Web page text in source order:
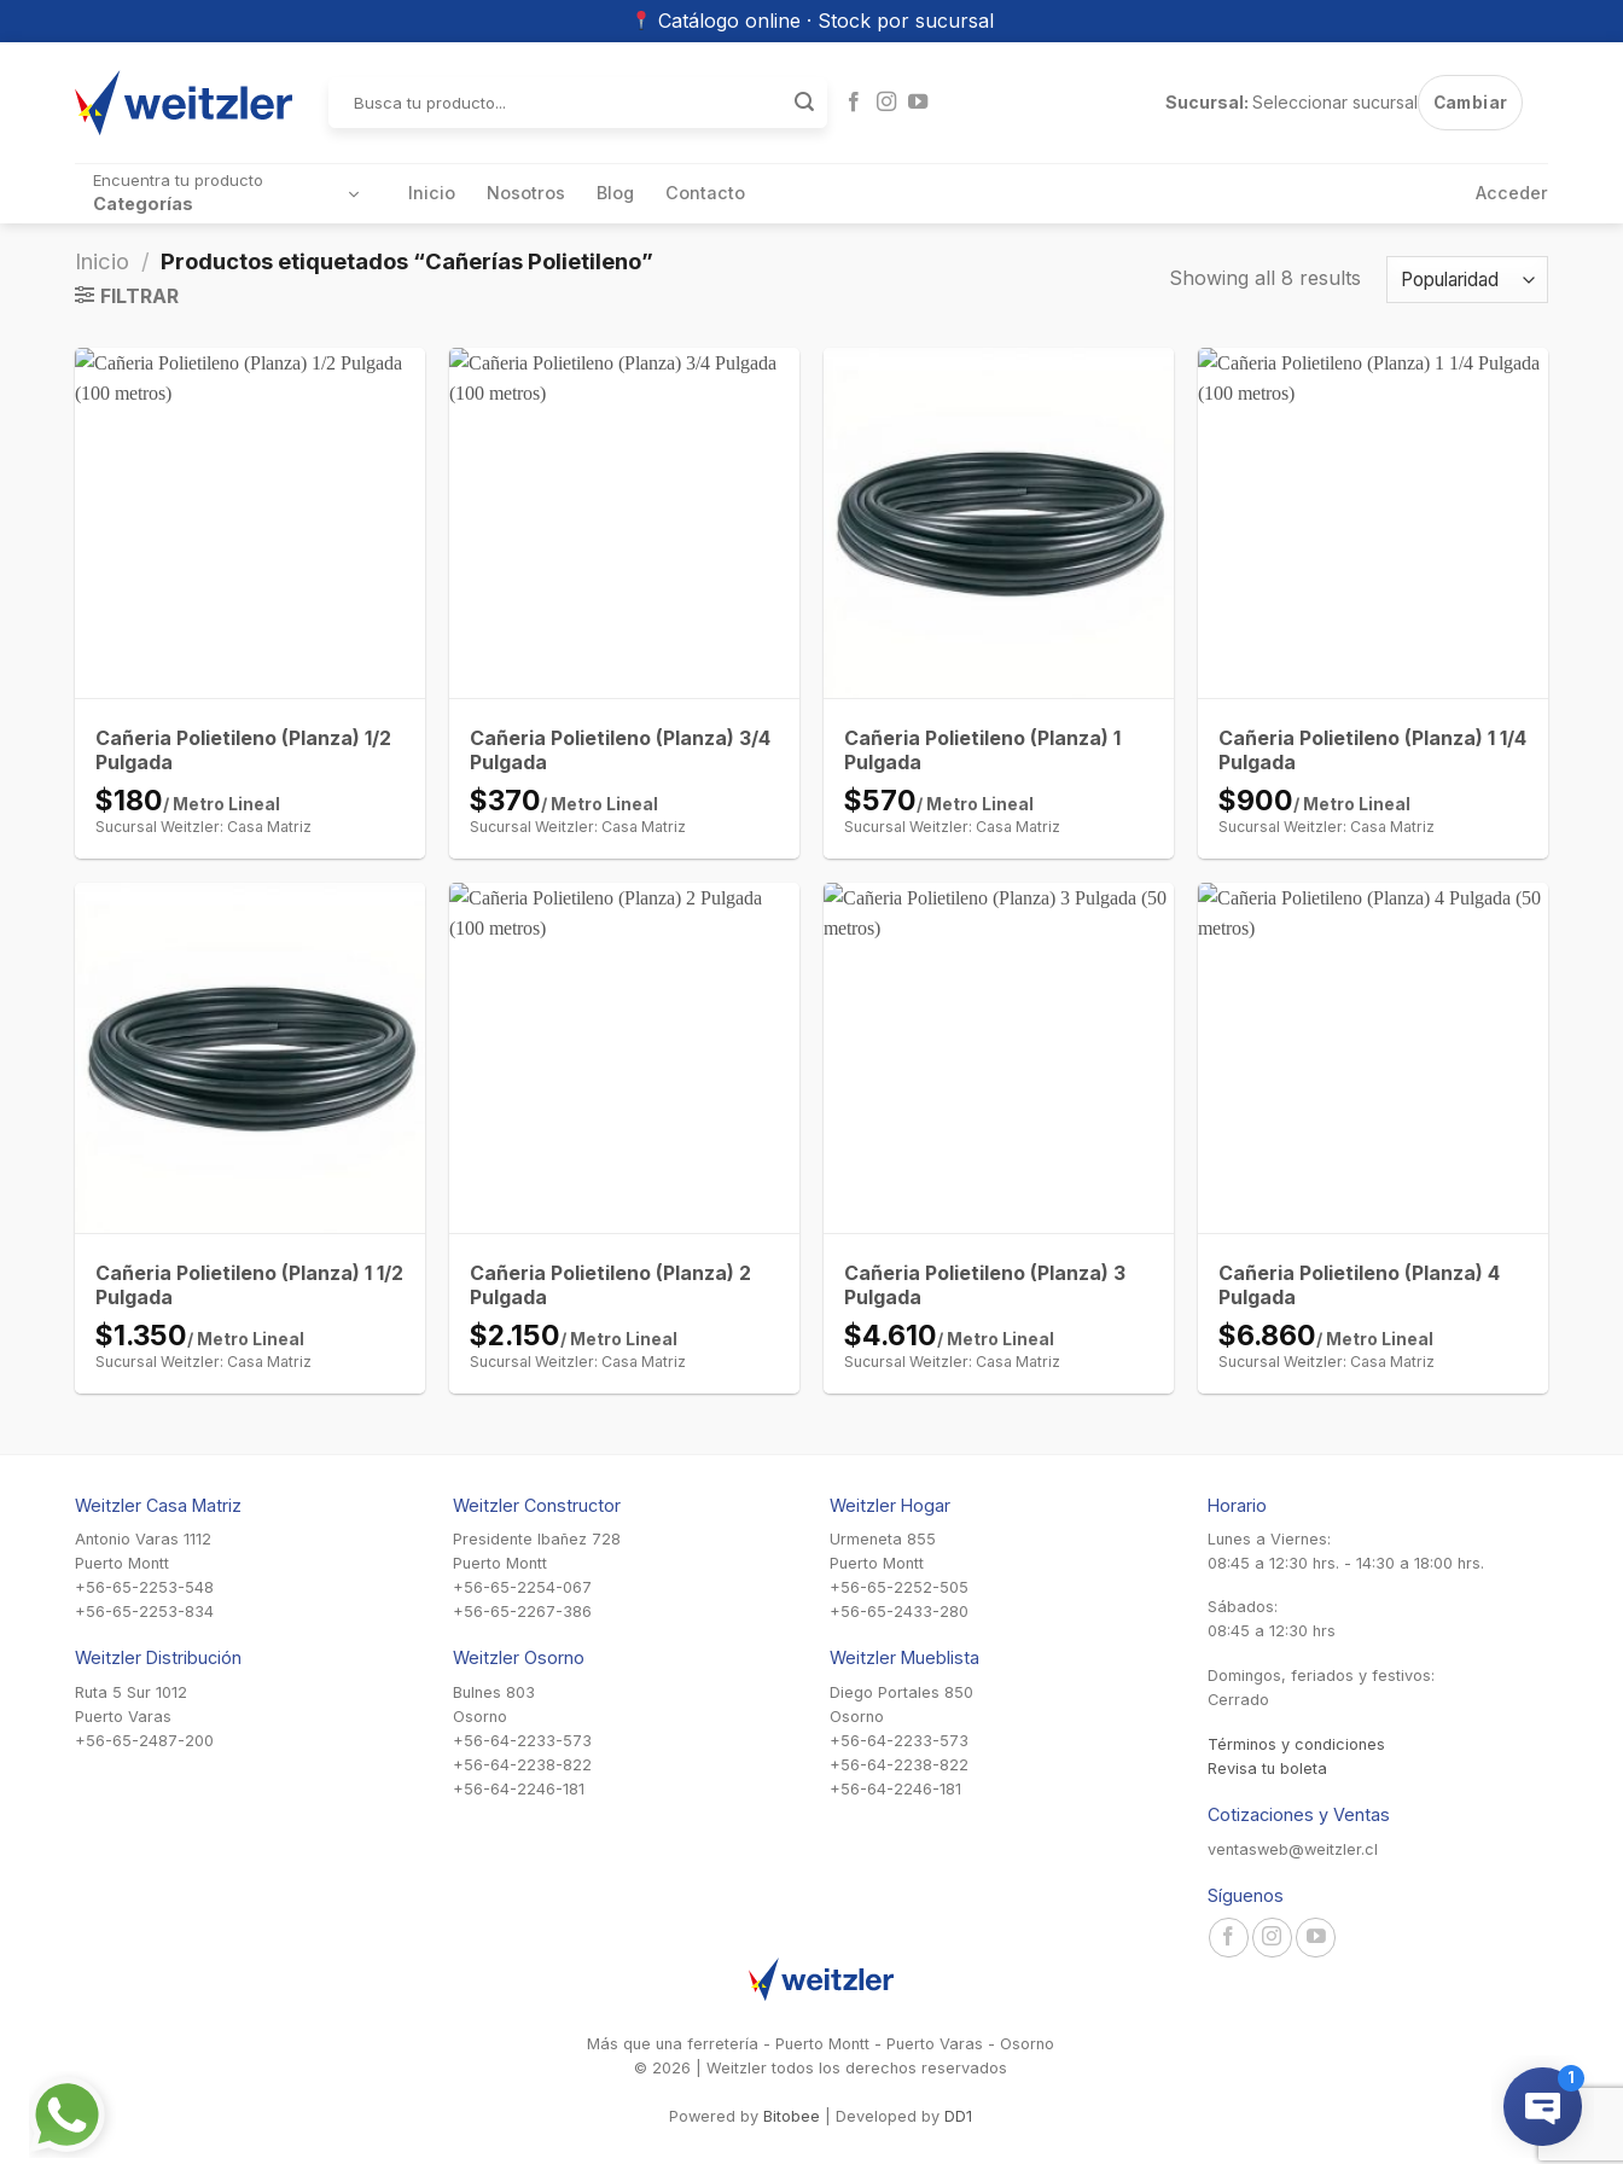
Catálogo online · Stock por sucursal
por:
Sucursal: Seleccionar sucursal Cambiar
Encuentra tu producto
Categorías Inicio Nosotros Blog Contacto Acceder
Inicio / Productos etiquetados “Cañerías Polietileno”
FILTRAR
Showing all 8 results
Cañeria Polietileno (Planza) 1/2
Pulgada
$180/ Metro Lineal
Sucursal Weitzler: Casa Matriz
Cañeria Polietileno (Planza) 3/4
Pulgada
$370/ Metro Lineal
Sucursal Weitzler: Casa Matriz
Cañeria Polietileno (Planza) 1
Pulgada
$570/ Metro Lineal
Sucursal Weitzler: Casa Matriz
Cañeria Polietileno (Planza) 1 1/4
Pulgada
$900/ Metro Lineal
Sucursal Weitzler: Casa Matriz
Cañeria Polietileno (Planza) 1 1/2
Pulgada
$1.350/ Metro Lineal
Sucursal Weitzler: Casa Matriz
Cañeria Polietileno (Planza) 2
Pulgada
$2.150/ Metro Lineal
Sucursal Weitzler: Casa Matriz
Cañeria Polietileno (Planza) 3
Pulgada
$4.610/ Metro Lineal
Sucursal Weitzler: Casa Matriz
Cañeria Polietileno (Planza) 4
Pulgada
$6.860/ Metro Lineal
Sucursal Weitzler: Casa Matriz
Weitzler Casa Matriz
Antonio Varas 1112
Puerto Montt
+56-65-2253-548
+56-65-2253-834
Weitzler Distribución
Ruta 5 Sur 1012
Puerto Varas
+56-65-2487-200
Weitzler Constructor
Presidente Ibañez 728
Puerto Montt
+56-65-2254-067
+56-65-2267-386
Weitzler Osorno
Bulnes 803
Osorno
+56-64-2233-573
+56-64-2238-822
+56-64-2246-181
Weitzler Hogar
Urmeneta 855
Puerto Montt
+56-65-2252-505
+56-65-2433-280
Weitzler Mueblista
Diego Portales 850
Osorno
+56-64-2233-573
+56-64-2238-822
+56-64-2246-181
Horario
Lunes a Viernes:
08:45 a 12:30 hrs. - 14:30 a 18:00 hrs.
Sábados:
08:45 a 12:30 hrs
Domingos, feriados y festivos:
Cerrado
Términos y condiciones
Revisa tu boleta
Cotizaciones y Ventas
ventasweb@weitzler.cl
Síguenos
Más que una ferretería - Puerto Montt - Puerto Varas - Osorno
© 2026 | Weitzler todos los derechos reservados
Powered by Bitobee | Developed by DD1